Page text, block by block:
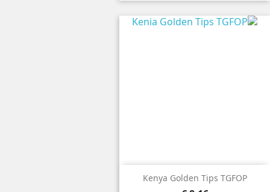
Kenya Golden Tips TGFOP